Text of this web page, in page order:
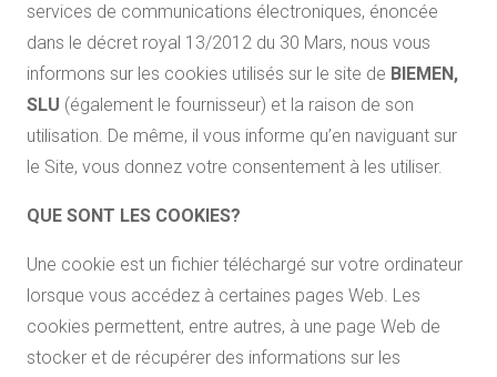
services de communications électroniques, énoncée
dans le décret royal 13/2012 du 30 Mars, nous vous
informons sur les cookies utilisés sur le site de BIEMEN,
SLU (également le fournisseur) et la raison de son
utilisation. De même, il vous informe qu’en naviguant sur
le Site, vous donnez votre consentement à les utiliser.
QUE SONT LES COOKIES?
Une cookie est un fichier téléchargé sur votre ordinateur
lorsque vous accédez à certaines pages Web. Les
cookies permettent, entre autres, à une page Web de
stocker et de récupérer des informations sur les